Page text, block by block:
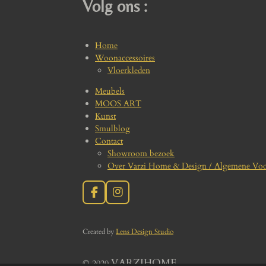
Volg ons :
Home
Woonaccessoires
Vloerkleden
Meubels
MOOS ART
Kunst
Smulblog
Contact
Showroom bezoek
Over Varzi Home & Design / Algemene
F
a
e
o
I
n
t
r
Created byLens Design Studio
© 2020 VARZIHOME